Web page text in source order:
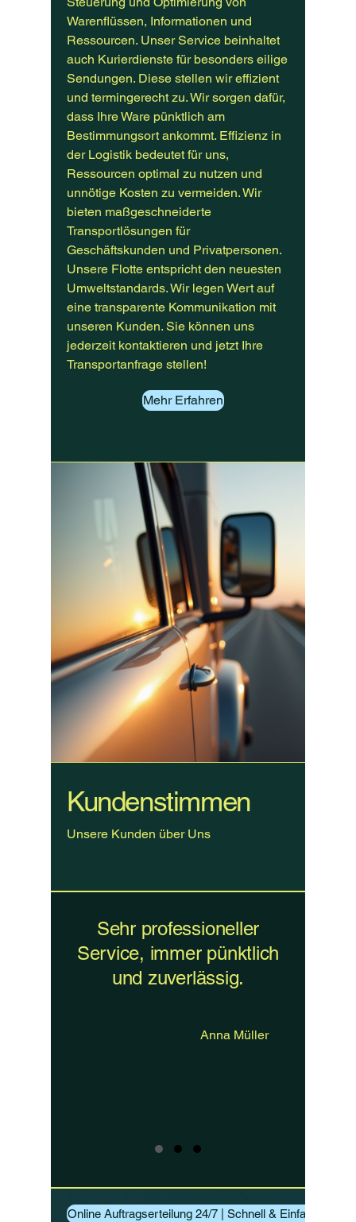
Warenflüssen, Informationen und
Ressourcen. Unser Service beinhaltet
auch Kurierdienste für besonders eilige
Sendungen. Diese stellen wir effizient
und termingerecht zu. Wir sorgen dafür,
dass Ihre Ware pünktlich am
Bestimmungsort ankommt. Effizienz in
der Logistik bedeutet für uns,
Ressourcen optimal zu nutzen und
unnötige Kosten zu vermeiden. Wir
bieten maßgeschneiderte
Transportlösungen für
Geschäftskunden und Privatpersonen.
Unsere Flotte entspricht den neuesten
Umweltstandards. Wir legen Wert auf
eine transparente Kommunikation mit
unseren Kunden. Sie können uns
jederzeit kontaktieren und jetzt Ihre
Transportanfrage stellen!
Mehr Erfahren
Kundenstimmen
Unsere Kunden über Uns
Sehr professioneller
Service, immer pünktlich
und zuverlässig.
Anna Müller
Online Auftragserteilung 24/7 | Schnell & Einfach